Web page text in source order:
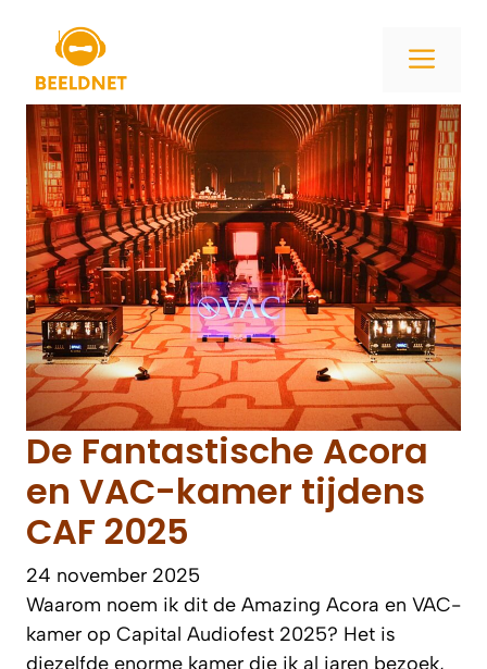
inhoud
De Fantastische Acora
en VAC-kamer tijdens
CAF 2025
24 november 2025
Waarom noem ik dit de Amazing Acora en VAC-
kamer op Capital Audiofest 2025? Het is
diezelfde enorme kamer die ik al jaren bezoek,